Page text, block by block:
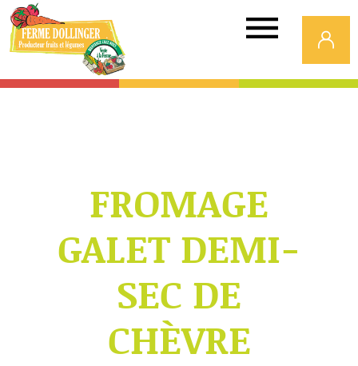
FROMAGE
GALET DEMI-
SEC DE
CHÈVRE